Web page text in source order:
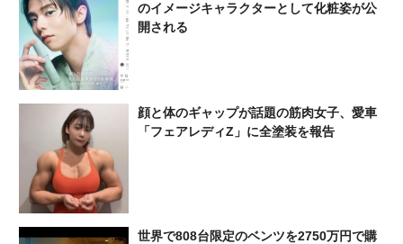
るんよ」「心の臓が持たねえ
ええええ！」
のイメージキャラクターとして化粧姿が公
開される
顔と体のギャップが話題の筋肉女子、愛車
「フェアレディZ」に全塗装を報告
世界で808台限定のベンツを2750万円で購